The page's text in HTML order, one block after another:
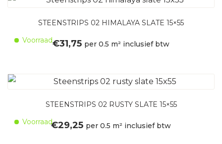
STEENSTRIPS 02 HIMALAYA SLATE 15×55
Voorraad€31,75 per 0.5 m² inclusief btw
STEENSTRIPS 02 RUSTY SLATE 15×55
Voorraad€29,25 per 0.5 m² inclusief btw